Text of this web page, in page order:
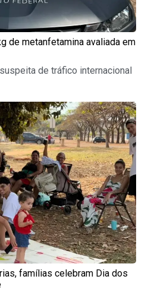
de metanfetamina avaliada em
de tráfico internacional
famílias celebram Dia dos